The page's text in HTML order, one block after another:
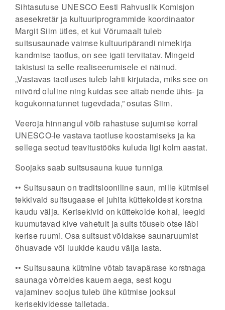
Sihtasutuse UNESCO Eesti Rahvuslik Komisjon
asesekretär ja kultuuriprogrammide koordinaator
Margit Siim ütles, et kui Võrumaalt tuleb
suitsusaunade vaimse kultuuripärandi nimekirja
kandmise taotlus, on see igati tervitatav. Mingeid
takistusi ta selle realiseerumisele ei näinud.
„Vastavas taotluses tuleb lahti kirjutada, miks see on
niivõrd oluline ning kuidas see aitab nende ühis- ja
kogukonnatunnet tugevdada,” osutas Siim.
Veeroja hinnangul võib rahastuse sujumise korral
UNESCO-le vastava taotluse koostamiseks ja ka
sellega seotud teavitustööks kuluda ligi kolm aastat.
Soojaks saab suitsusauna kuue tunniga
•• Suitsusaun on traditsiooniline saun, mille kütmisel
tekkivaid suitsugaase ei juhita küttekoldest korstna
kaudu välja. Kerisekivid on küttekolde kohal, leegid
kuumutavad kive vahetult ja suits tõuseb otse läbi
kerise ruumi. Osa suitsust võidakse saunaruumist
õhuavade või luukide kaudu välja lasta.
•• Suitsusauna kütmine võtab tava­pärase korstnaga
saunaga võrreldes kauem aega, sest kogu
vajaminev soojus tuleb ühe kütmi­se jooksul
kerisekividesse talletada.